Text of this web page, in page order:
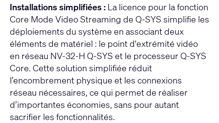
Installations simplifiées : La licence pour la fonction
Core Mode Video Streaming de Q-SYS simplifie les
déploiements du système en associant deux
éléments de matériel : le point d'extrémité vidéo
en réseau NV-32-H Q-SYS et le processeur Q-SYS
Core. Cette solution simplifiée réduit
l’encombrement physique et les connexions
réseau nécessaires, ce qui permet de réaliser
d’importantes économies, sans pour autant
sacrifier les fonctionnalités.